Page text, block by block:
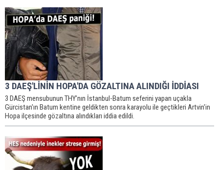
3 DAEŞ'LİNİN HOPA'DA GÖZALTINA ALINDIĞI İDDİASI
3 DAEŞ mensubunun THY’nın İstanbul-Batum seferini yapan uçakla
Gürcistan'ın Batum kentine geldikten sonra karayolu ile geçtikleri Artvin'in
Hopa ilçesinde gözaltına alındıkları iddia edildi.